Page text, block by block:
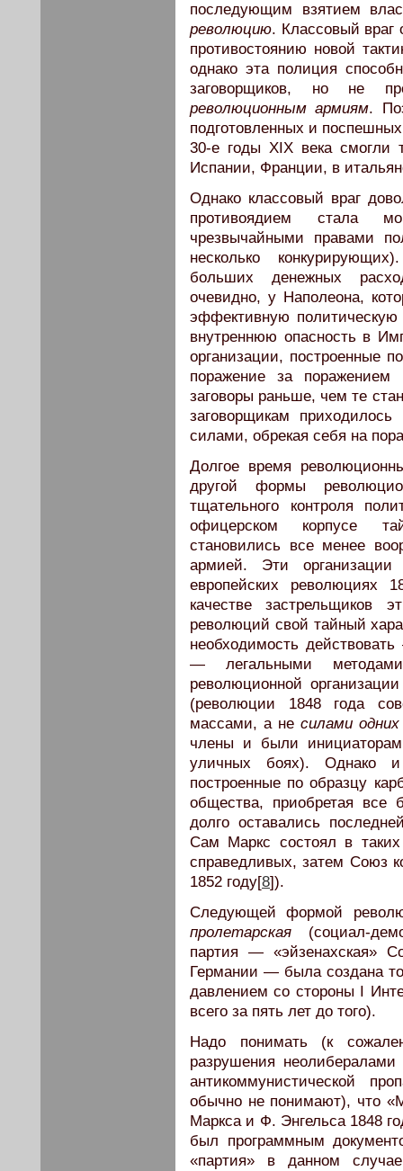
последующим взятием
революцию. Классовый враг
противостоянию новой
однако эта полиция
заговорщиков, но не
революционным армиям.
подготовленных и
30-е годы XIX века смогли
Испании, Франции, в
Однако классовый враг
противоядием стала
чрезвычайными правами
несколько
больших денежных
очевидно, у Наполеона,
эффективную
внутреннюю опасность в
организации, построенные
поражение за
заговоры раньше, чем те
заговорщикам
силами, обрекая себя на
Долгое время
другой формы
тщательного контроля
офицерском корпусе
становились все менее
армией. Эти
европейских революциях
качестве застрельщиков
революций свой тайный
необходимость
— легальными
революционной
(революции 1848 года
массами, а не силами
члены и были
уличных боях). Однако и
построенные по образцу
общества, приобретая все
долго оставались
Сам Маркс состоял в
справедливых, затем Союз
1852 году[8]).
Следующей формой
пролетарская (социал-
партия — «эйзенахская»
Германии — была создана
давлением со стороны I
всего за пять лет до того).
Надо понимать (к
разрушения
антикоммунистической
обычно не понимают), что
Маркса и Ф. Энгельса 1848
был программным
«партия» в данном